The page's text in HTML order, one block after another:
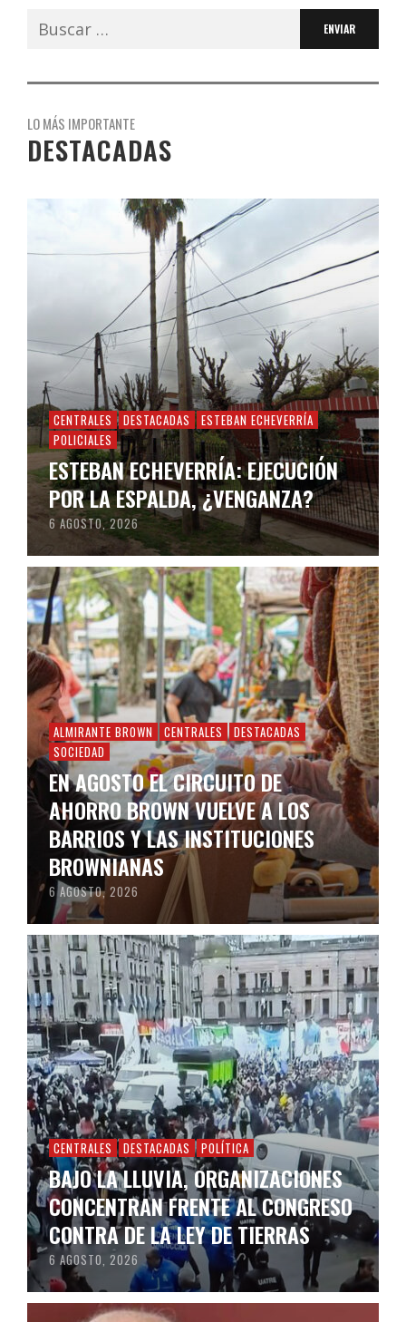
Buscar:
LO MÁS IMPORTANTE
DESTACADAS
CENTRALES DESTACADAS
ESTEBAN ECHEVERRÍA
POLICIALES
ESTEBAN ECHEVERRÍA: EJECUCIÓN
POR LA ESPALDA, ¿VENGANZA?
6 AGOSTO, 2026
ALMIRANTE BROWN CENTRALES
DESTACADAS
SOCIEDAD
EN AGOSTO EL CIRCUITO DE
AHORRO BROWN VUELVE A LOS
BARRIOS Y LAS INSTITUCIONES
BROWNIANAS
6 AGOSTO, 2026
CENTRALES DESTACADAS POLÍTICA
BAJO LA LLUVIA, ORGANIZACIONES
CONCENTRAN FRENTE AL CONGRESO
CONTRA DE LA LEY DE TIERRAS
6 AGOSTO, 2026